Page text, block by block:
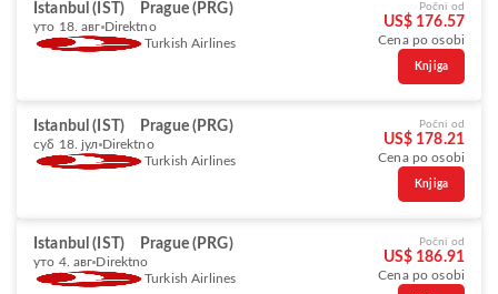
Istanbul (IST) Prague (PRG)
уто 18. авг Direktno
Turkish Airlines
Počni od
US$ 176.57
Cena po osobi
Knjiga
Istanbul (IST) Prague (PRG)
суб 18. јул Direktno
Turkish Airlines
Počni od
US$ 178.21
Cena po osobi
Knjiga
Istanbul (IST) Prague (PRG)
уто 4. авг Direktno
Turkish Airlines
Počni od
US$ 186.91
Cena po osobi